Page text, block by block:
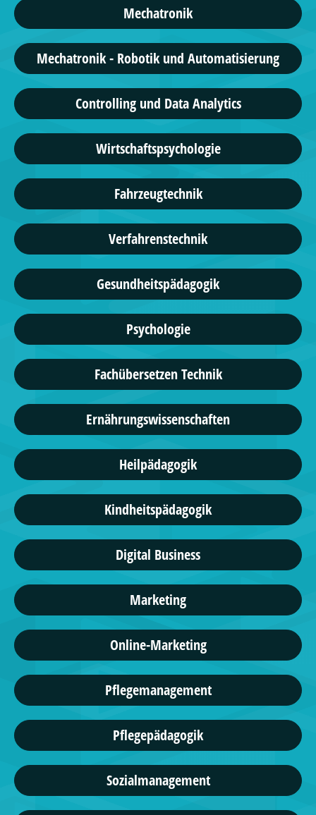
Mechatronik
Mechatronik - Robotik und Automatisierung
Controlling und Data Analytics
Wirtschaftspsychologie
Fahrzeugtechnik
Verfahrenstechnik
Gesundheitspädagogik
Psychologie
Fachübersetzen Technik
Ernährungswissenschaften
Heilpädagogik
Kindheitspädagogik
Digital Business
Marketing
Online-Marketing
Pflegemanagement
Pflegepädagogik
Sozialmanagement